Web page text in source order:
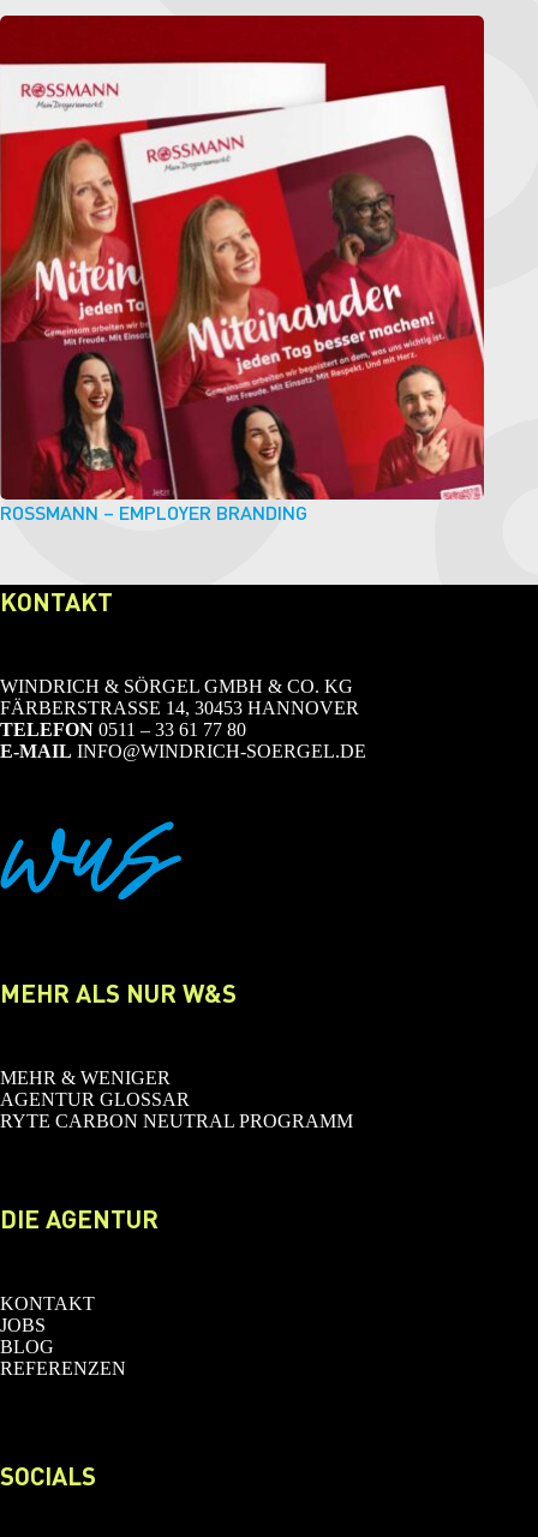
ROSSMANN – EMPLOYER BRANDING
KONTAKT
WINDRICH & SÖRGEL GMBH & CO. KG
FÄRBERSTRASSE 14, 30453 HANNOVER
TELEFON 0511 – 33 61 77 80
E-MAIL INFO@WINDRICH-SOERGEL.DE
MEHR ALS NUR W&S
MEHR & WENIGER
AGENTUR GLOSSAR
RYTE CARBON NEUTRAL PROGRAMM
DIE AGENTUR
KONTAKT
JOBS
BLOG
REFERENZEN
SOCIALS